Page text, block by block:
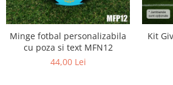
Minge fotbal personalizabila
cu poza si text MFN12
44,00 Lei
Kit